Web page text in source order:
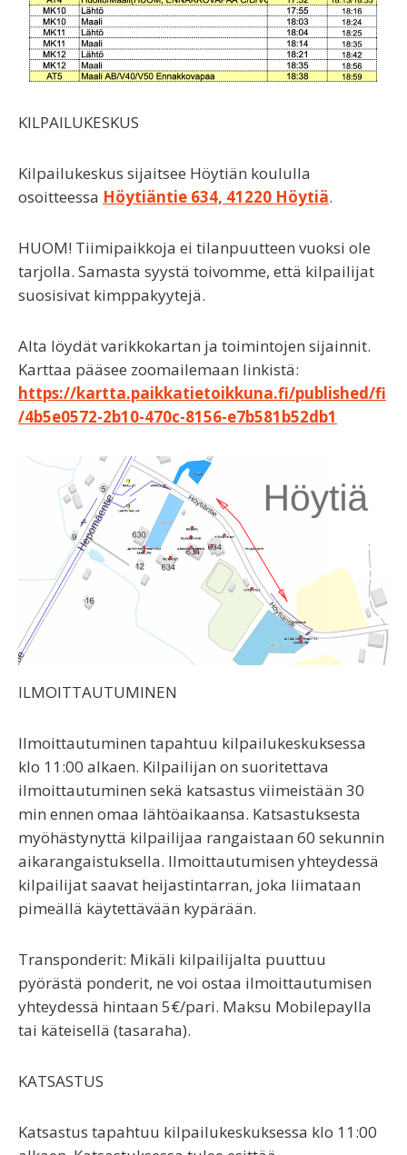
KILPAILUKESKUS
Kilpailukeskus sijaitsee Höytiän koululla
osoitteessa Höytiäntie 634, 41220 Höytiä.
HUOM! Tiimipaikkoja ei tilanpuutteen vuoksi ole
tarjolla. Samasta syystä toivomme, että kilpailijat
suosisivat kimppakyytejä.
Alta löydät varikkokartan ja toimintojen sijainnit.
Karttaa pääsee zoomailemaan linkistä:
https://kartta.paikkatietoikkuna.fi/published/fi
/4b5e0572-2b10-470c-8156-e7b581b52db1
ILMOITTAUTUMINEN
Ilmoittautuminen tapahtuu kilpailukeskuksessa
klo 11:00 alkaen. Kilpailijan on suoritettava
ilmoittautuminen sekä katsastus viimeistään 30
min ennen omaa lähtöaikaansa. Katsastuksesta
myöhästynyttä kilpailijaa rangaistaan 60 sekunnin
aikarangaistuksella. Ilmoittautumisen yhteydessä
kilpailijat saavat heijastintarran, joka liimataan
pimeällä käytettävään kypärään.
Transponderit: Mikäli kilpailijalta puuttuu
pyörästä ponderit, ne voi ostaa ilmoittautumisen
yhteydessä hintaan 5€/pari. Maksu Mobilepaylla
tai käteisellä (tasaraha).
KATSASTUS
Katsastus tapahtuu kilpailukeskuksessa klo 11:00